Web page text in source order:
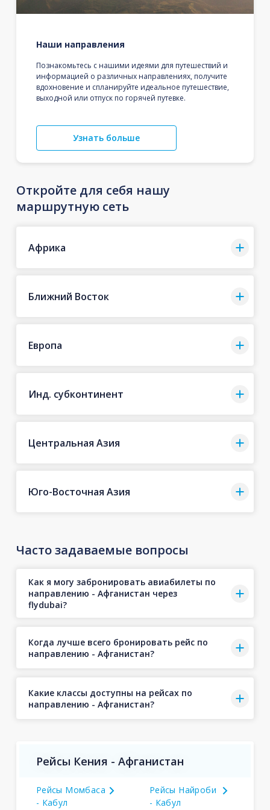
Наши направления
Познакомьтесь с нашими идеями для путешествий и
информацией о различных направлениях, получите
вдохновение и спланируйте идеальное путешествие,
выходной или отпуск по горячей путевке.
Узнать больше
Откройте для себя нашу
маршрутную сеть
Африка
Ближний Восток
Европа
Инд. субконтинент
Центральная Азия
Юго-Восточная Азия
Часто задаваемые вопросы
Как я могу забронировать авиабилеты по
направлению - Афганистан через
flydubai?
Когда лучше всего бронировать рейс по
направлению - Афганистан?
Какие классы доступны на рейсах по
направлению - Афганистан?
Рейсы Кения - Афганистан
Рейсы Момбаса
- Кабул
Рейсы Найроби
- Кабул